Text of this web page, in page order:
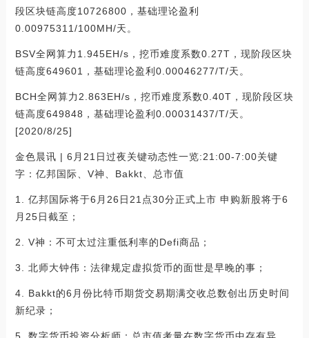
段区块链高度10726800，基础理论盈利
0.00975311/100MH/天。
BSV全网算力1.945EH/s，挖币难度系数0.27T，现阶段区块
链高度649601，基础理论盈利0.00046277/T/天。
BCH全网算力2.863EH/s，挖币难度系数0.40T，现阶段区块
链高度649848，基础理论盈利0.00031437/T/天。
[2020/8/25]
金色晨讯 | 6月21日过夜关键动态性一览:21:00-7:00关键
字：亿邦国际、V神、Bakkt、总市值
1. 亿邦国际将于6月26日21点30分正式上市 申购新股将于6
月25日截至；
2. V神：不可太过注重低利率的Defi商品；
3. 北师大钟伟：法律规定虚拟货币的面世是早晚的事；
4. Bakkt的6月份比特币期货交易期满交收总数创出历史时间
新纪录；
5. 数字货币投资分析师：总市值考量在数字货币中存有异